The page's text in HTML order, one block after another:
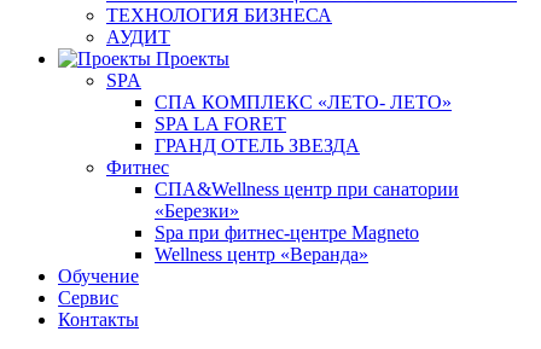
ТЕХНОЛОГИЯ БИЗНЕСА
АУДИТ
Проекты
SPA
СПА КОМПЛЕКС «ЛЕТО- ЛЕТО»
SPA LA FORET
ГРАНД ОТЕЛЬ ЗВЕЗДА
Фитнес
СПА&Wellness центр при санатории
«Березки»
Spa при фитнес-центре Magneto
Wellness центр «Веранда»
Обучение
Сервис
Контакты